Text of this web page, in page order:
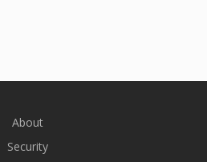
About
Security